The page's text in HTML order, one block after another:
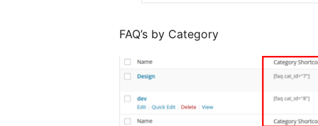
FAQ’s by Category